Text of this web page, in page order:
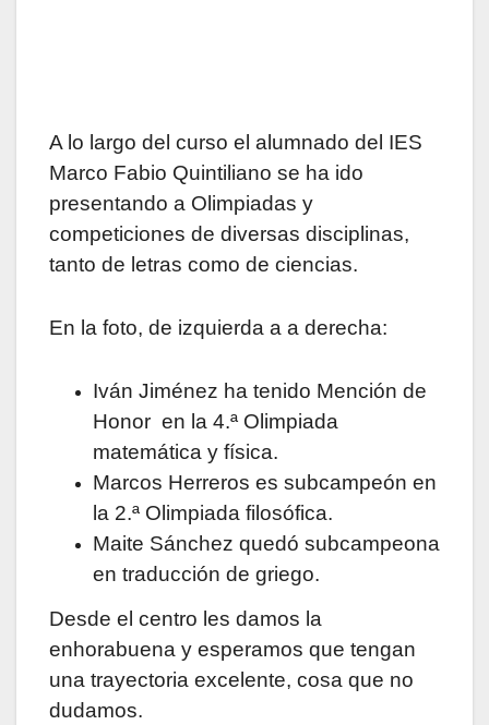
A lo largo del curso el alumnado del IES
Marco Fabio Quintiliano se ha ido
presentando a Olimpiadas y
competiciones de diversas disciplinas,
tanto de letras como de ciencias.
En la foto, de izquierda a a derecha:
Iván Jiménez ha tenido Mención de
Honor en la 4.ª Olimpiada
matemática y física.
Marcos Herreros es subcampeón en
la 2.ª Olimpiada filosófica.
Maite Sánchez quedó subcampeona
en traducción de griego.
Desde el centro les damos la
enhorabuena y esperamos que tengan
una trayectoria excelente, cosa que no
dudamos.